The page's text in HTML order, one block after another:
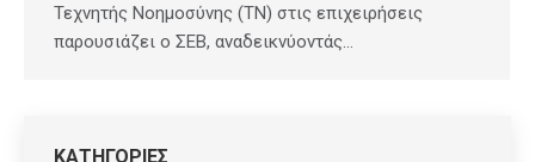
Τεχνητής Νοημοσύνης (ΤΝ) στις επιχειρήσεις
παρουσιάζει ο ΣΕΒ, αναδεικνύοντάς…
ΚΑΤΗΓΟΡΙΕΣ